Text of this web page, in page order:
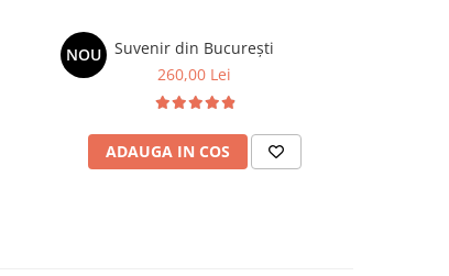
NOU
Suvenir din București
260,00 Lei
ADAUGA IN COS